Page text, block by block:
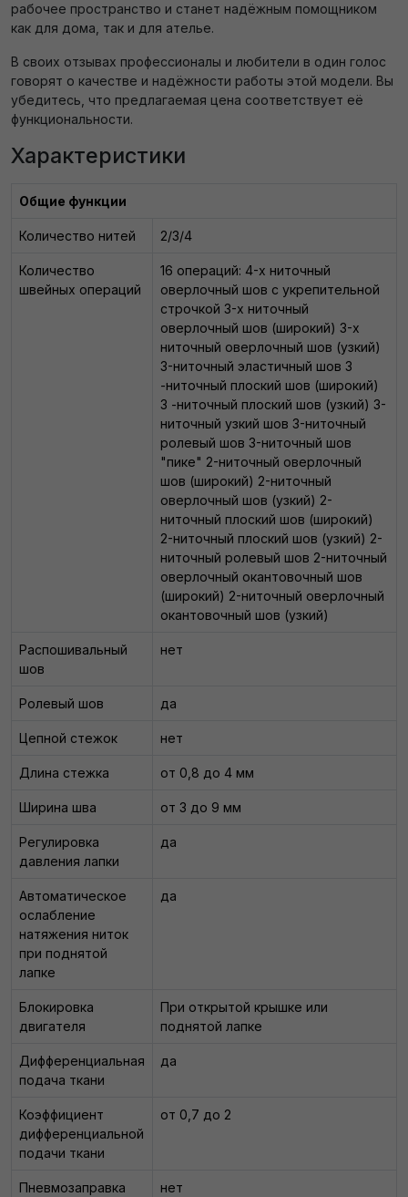
рабочее пространство и станет надёжным помощником
как для дома, так и для ателье.
В своих отзывах профессионалы и любители в один голос
говорят о качестве и надёжности работы этой модели. Вы
убедитесь, что предлагаемая цена соответствует её
функциональности.
Характеристики
Общие функции
Количество нитей 2/3/4
Количество
швейных операций
16 операций: 4-х ниточный
оверлочный шов с укрепительной
строчкой 3-х ниточный
оверлочный шов (широкий) 3-х
ниточный оверлочный шов (узкий)
3-ниточный эластичный шов 3
-ниточный плоский шов (широкий)
3 -ниточный плоский шов (узкий) 3-
ниточный узкий шов 3-ниточный
ролевый шов 3-ниточный шов
"пике" 2-ниточный оверлочный
шов (широкий) 2-ниточный
оверлочный шов (узкий) 2-
ниточный плоский шов (широкий)
2-ниточный плоский шов (узкий) 2-
ниточный ролевый шов 2-ниточный
оверлочный окантовочный шов
(широкий) 2-ниточный оверлочный
окантовочный шов (узкий)
Распошивальный
шов
нет
Ролевый шов да
Цепной стежок нет
Длина стежка от 0,8 до 4 мм
Ширина шва от 3 до 9 мм
Регулировка
давления лапки
да
Автоматическое
ослабление
натяжения ниток
при поднятой
лапке
да
Блокировка
двигателя
При открытой крышке или
поднятой лапке
Дифференциальная
подача ткани
да
Коэффициент
дифференциальной
подачи ткани
от 0,7 до 2
Пневмозаправка нет